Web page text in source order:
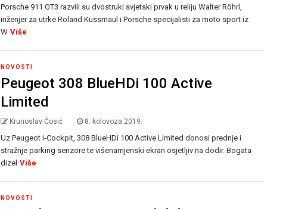
Porsche 911 GT3 razvili su dvostruki svjetski prvak u reliju Walter Röhrl,
inženjer za utrke Roland Kussmaul i Porsche specijalisti za moto sport iz
W Više
NOVOSTI
Peugeot 308 BlueHDi 100 Active
Limited
Krunoslav Ćosić 8. kolovoza 2019.
Uz Peugeot i-Cockpit, 308 BlueHDi 100 Active Limited donosi prednje i
stražnje parking senzore te višenamjenski ekran osjetljiv na dodir. Bogata
dizel Više
NOVOSTI